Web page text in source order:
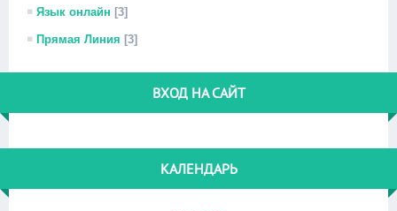
Язык онлайн [3]
Прямая Линия [3]
ВХОД НА САЙТ
КАЛЕНДАРЬ